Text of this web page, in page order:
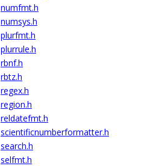
numfmt.h
numsys.h
plurfmt.h
plurrule.h
rbnf.h
rbtz.h
regex.h
region.h
reldatefmt.h
scientificnumberformatter.h
search.h
selfmt.h